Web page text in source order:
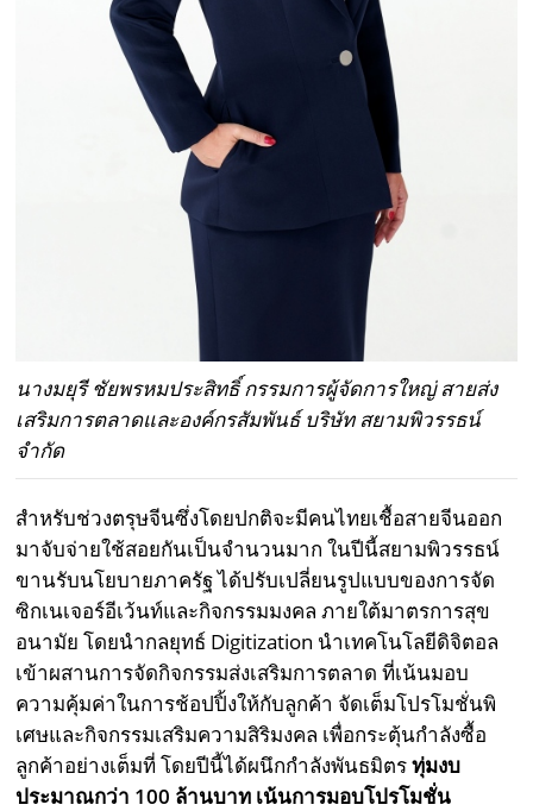
นางมยุรี ชัยพรหมประสิทธิ์ กรรมการผู้จัดการใหญ่ สายส่ง
เสริมการตลาดและองค์กรสัมพันธ์ บริษัท สยามพิวรรธน์
จำกัด
สำหรับช่วงตรุษจีนซึ่งโดยปกติจะมีคนไทยเชื้อสายจีนออก
มาจับจ่ายใช้สอยกันเป็นจำนวนมาก ในปีนี้สยามพิวรรธน์
ขานรับนโยบายภาครัฐ ได้ปรับเปลี่ยนรูปแบบของการจัด
ซิกเนเจอร์อีเว้นท์และกิจกรรมมงคล ภายใต้มาตรการสุข
อนามัย โดยนำกลยุทธ์ Digitization นำเทคโนโลยีดิจิตอล
เข้าผสานการจัดกิจกรรมส่งเสริมการตลาด ที่เน้นมอบ
ความคุ้มค่าในการช้อปปิ้งให้กับลูกค้า จัดเต็มโปรโมชั่นพิ
เศษและกิจกรรมเสริมความสิริมงคล เพื่อกระตุ้นกำลังซื้อ
ลูกค้าอย่างเต็มที่ โดยปีนี้ได้ผนึกกำลังพันธมิตรทุ่มงบ
ประมาณกว่า 100 ล้านบาท เน้นการมอบโปรโมชั่น